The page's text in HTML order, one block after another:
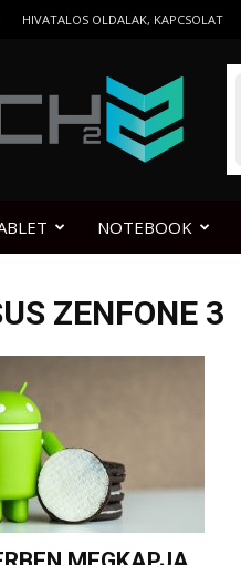
HIVATALOS OLDALAK, KAPCSOLAT
NOTEBOOK
ZENFONE 3